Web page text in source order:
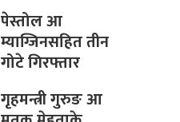
पेस्तोल आ
म्याग्जिनसहित तीन
गोटे गिरफ्तार
गृहमन्त्री गुरुङ आ